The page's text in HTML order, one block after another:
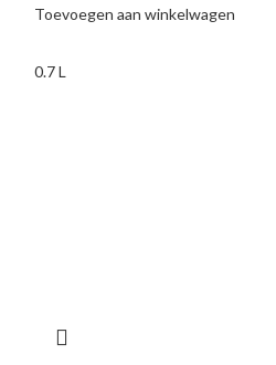
Toevoegen aan winkelwagen
0.7 L